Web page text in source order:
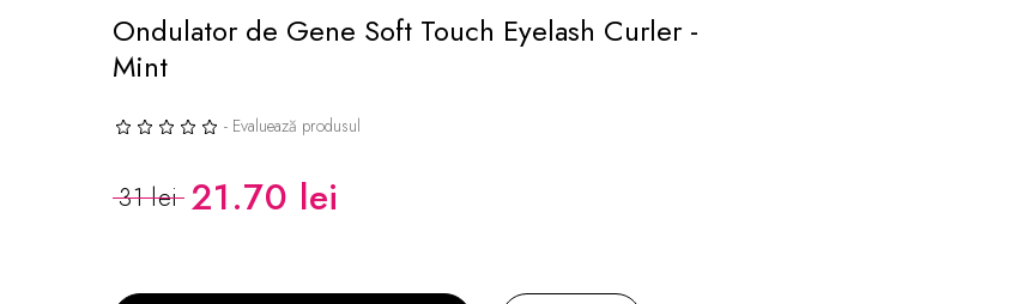
Ondulator de Gene Soft Touch Eyelash Curler -
Mint
- Evaluează produsul
31 lei 21.70 lei